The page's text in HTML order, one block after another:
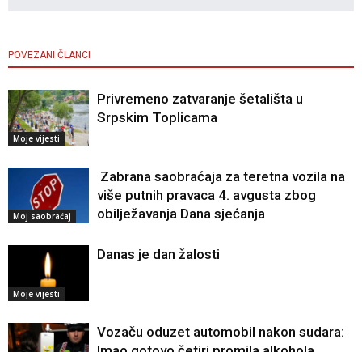
POVEZANI ČLANCI
Moje vijesti
Privremeno zatvaranje šetališta u
Srpskim Toplicama
Moj saobraćaj
Zabrana saobraćaja za teretna vozila na
više putnih pravaca 4. avgusta zbog
obilježavanja Dana sjećanja
Moje vijesti
Danas je dan žalosti
Vozaču oduzet automobil nakon sudara: